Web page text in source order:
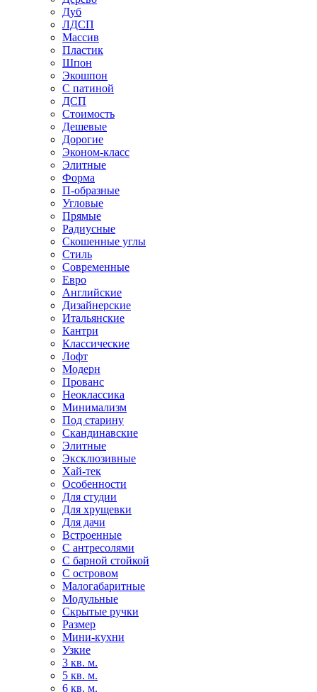
Дуб
ЛДСП
Массив
Пластик
Шпон
Экошпон
С патиной
ДСП
Стоимость
Дешевые
Дорогие
Эконом-класс
Элитные
Форма
П-образные
Угловые
Прямые
Радиусные
Скошенные углы
Стиль
Современные
Евро
Английские
Дизайнерские
Итальянские
Кантри
Классические
Лофт
Модерн
Прованс
Неоклассика
Минимализм
Под старину
Скандинавские
Элитные
Эксклюзивные
Хай-тек
Особенности
Для студии
Для хрущевки
Для дачи
Встроенные
С антресолями
С барной стойкой
С островом
Малогабаритные
Модульные
Скрытые ручки
Размер
Мини-кухни
Узкие
3 кв. м.
5 кв. м.
6 кв. м.